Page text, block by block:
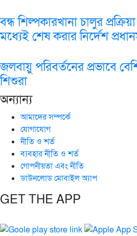
বন্ধ শিল্পকারখানা চালুর
মধ্যেই শেষ করার নির্দেশ
জলবায়ু পরিবর্তনের প্রভাবে
শিশুরা
অন্যান্য
আমাদের সম্পর্কে
যোগাযোগ
নীতি ও শর্ত
ব্যবহার নীতি ও শর্ত
গোপনীয়তা এবং নীতি
ডাউনলোড মোবাইল অ্যাপ
GET THE APP